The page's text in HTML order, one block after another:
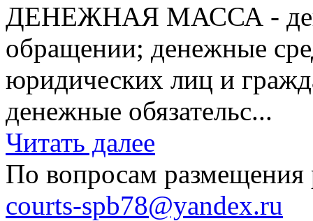
ДЕНЕЖНАЯ МАССА -
обращении; денежные
юридических лиц и
денежные обязательс...
Читать далее
По вопросам размещения
courts-spb78@yandex.ru